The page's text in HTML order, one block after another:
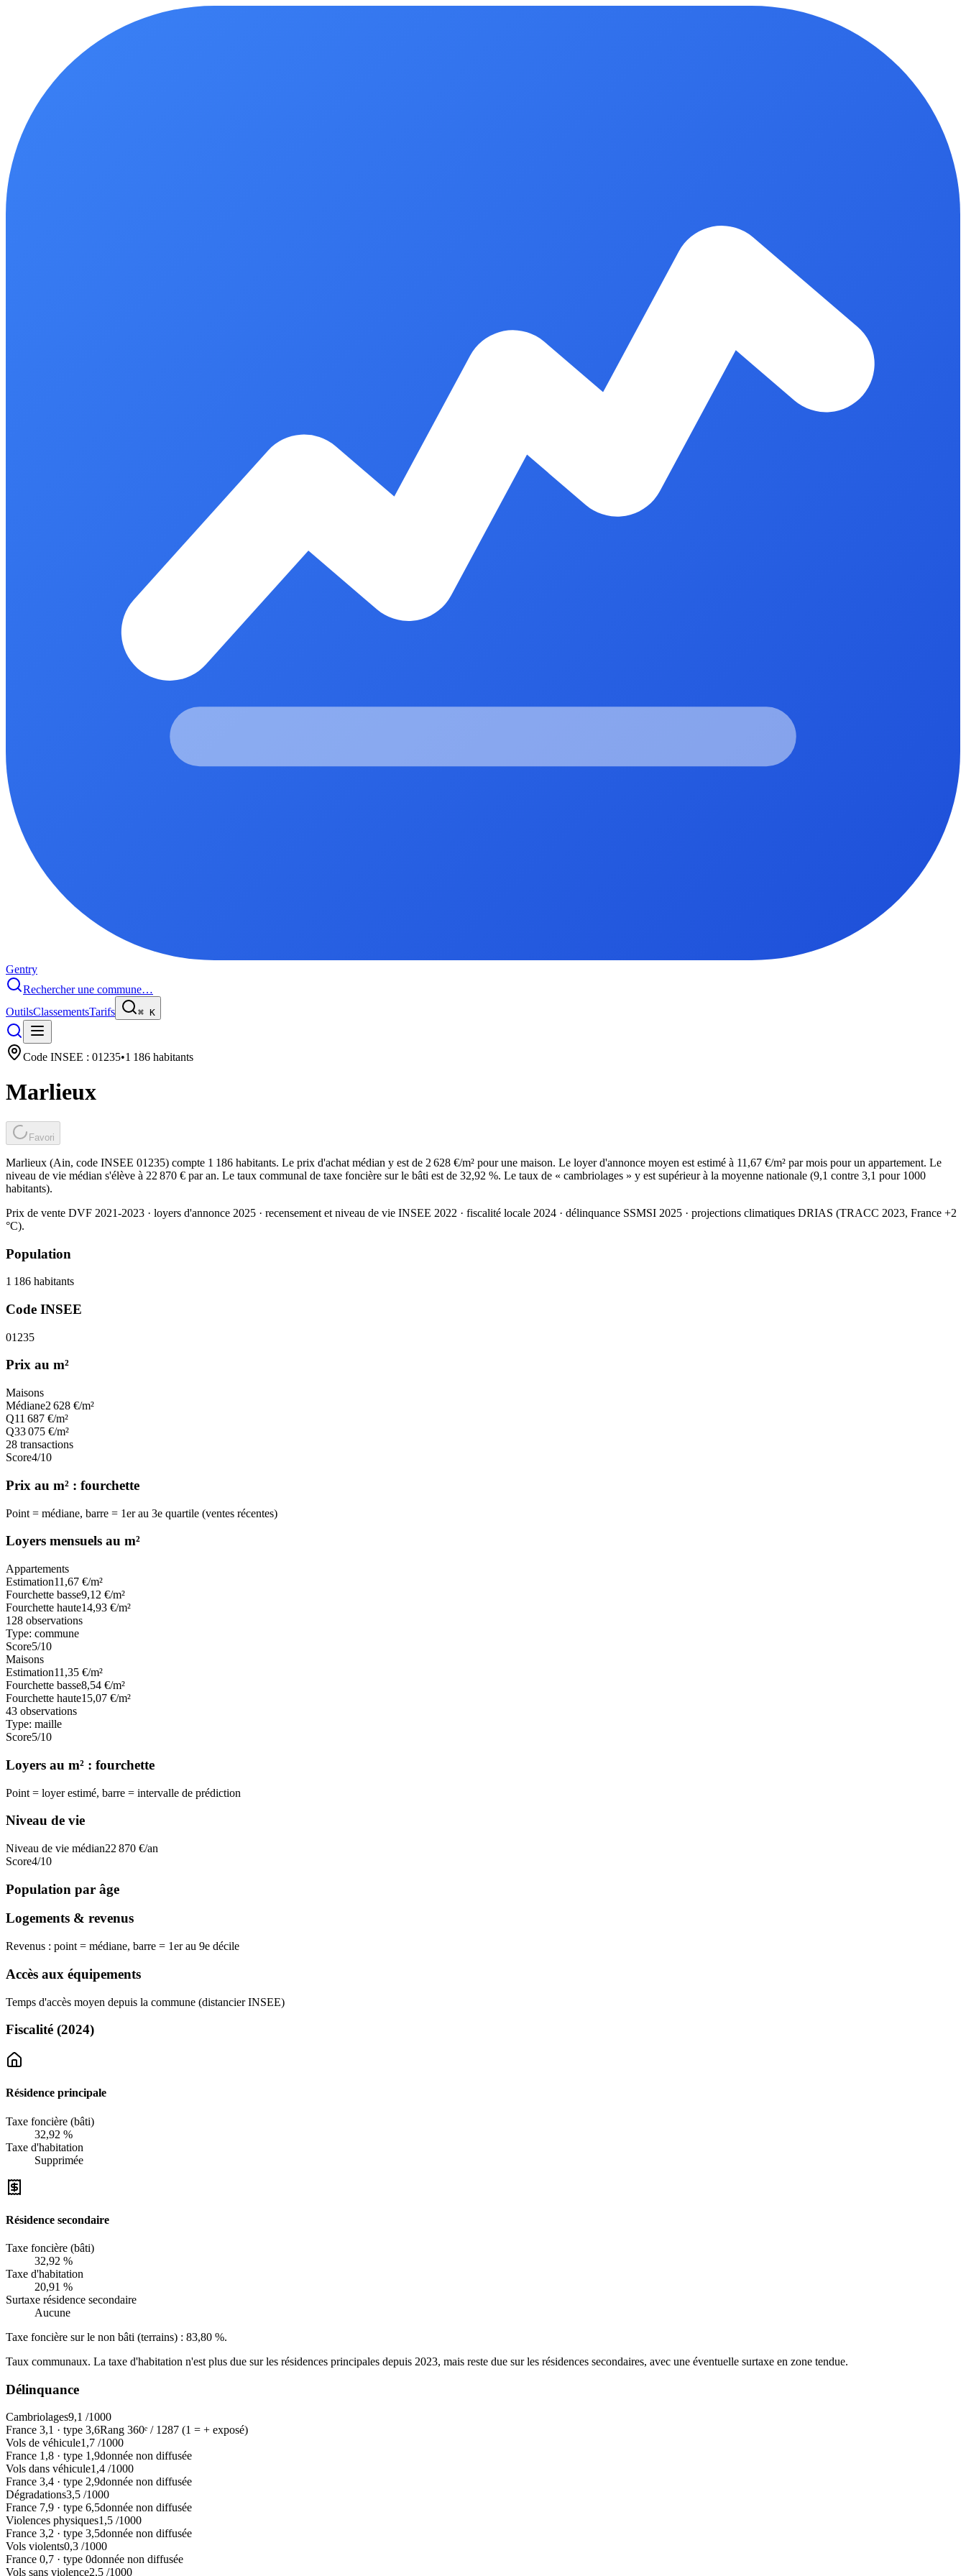
Gentry
Rechercher une commune…
OutilsClassementsTarifs ⌘ K
Code INSEE : 01235•1 186 habitants
Marlieux
Favori
Marlieux (Ain, code INSEE 01235) compte 1 186 habitants. Le prix d'achat médian y est de 2 628 €/m² pour une maison. Le loyer d'annonce moyen est estimé à 11,67 €/m² par mois pour un appartement. Le
niveau de vie médian s'élève à 22 870 € par an. Le taux communal de taxe foncière sur le bâti est de 32,92 %. Le taux de « cambriolages » y est supérieur à la moyenne nationale (9,1 contre 3,1 pour 1000
habitants).
Prix de vente DVF 2021-2023 · loyers d'annonce 2025 · recensement et niveau de vie INSEE 2022 · fiscalité locale 2024 · délinquance SSMSI 2025 · projections climatiques DRIAS (TRACC 2023, France +2
°C).
Population
1 186 habitants
Code INSEE
01235
Prix au m²
Maisons
Médiane2 628 €/m²
Q11 687 €/m²
Q33 075 €/m²
28 transactions
Score4/10
Prix au m² : fourchette
Point = médiane, barre = 1er au 3e quartile (ventes récentes)
Loyers mensuels au m²
Appartements
Estimation11,67 €/m²
Fourchette basse9,12 €/m²
Fourchette haute14,93 €/m²
128 observations
Type: commune
Score5/10
Maisons
Estimation11,35 €/m²
Fourchette basse8,54 €/m²
Fourchette haute15,07 €/m²
43 observations
Type: maille
Score5/10
Loyers au m² : fourchette
Point = loyer estimé, barre = intervalle de prédiction
Niveau de vie
Niveau de vie médian22 870 €/an
Score4/10
Population par âge
Logements & revenus
Revenus : point = médiane, barre = 1er au 9e décile
Accès aux équipements
Temps d'accès moyen depuis la commune (distancier INSEE)
Fiscalité (2024)
Résidence principale
Taxe foncière (bâti)
32,92 %
Taxe d'habitation
Supprimée
Résidence secondaire
Taxe foncière (bâti)
32,92 %
Taxe d'habitation
20,91 %
Surtaxe résidence secondaire
Aucune
Taxe foncière sur le non bâti (terrains) : 83,80 %.
Taux communaux. La taxe d'habitation n'est plus due sur les résidences principales depuis 2023, mais reste due sur les résidences secondaires, avec une éventuelle surtaxe en zone tendue.
Délinquance
Cambriolages9,1 /1000
France 3,1 · type 3,6Rang 360ᵉ / 1287 (1 = + exposé)
Vols de véhicule1,7 /1000
France 1,8 · type 1,9donnée non diffusée
Vols dans véhicule1,4 /1000
France 3,4 · type 2,9donnée non diffusée
Dégradations3,5 /1000
France 7,9 · type 6,5donnée non diffusée
Violences physiques1,5 /1000
France 3,2 · type 3,5donnée non diffusée
Vols violents0,3 /1000
France 0,7 · type 0donnée non diffusée
Vols sans violence2,5 /1000